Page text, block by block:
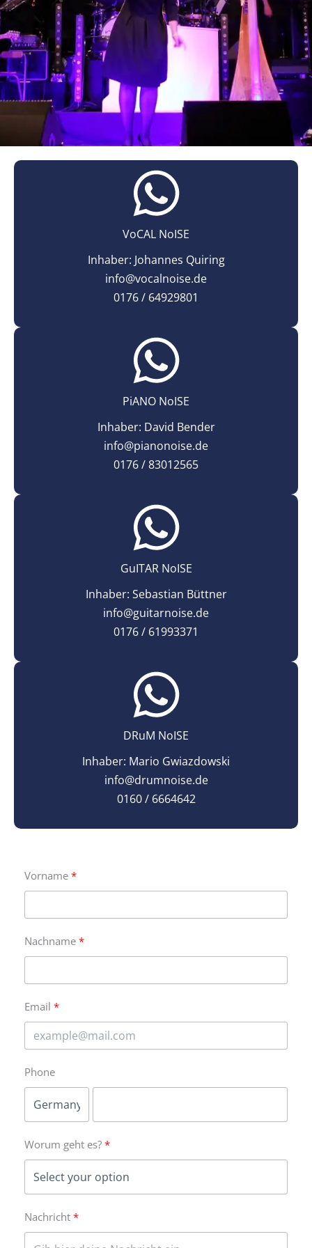
VoCAL NoISE
Inhaber: Johannes Quiring
info@vocalnoise.de
0176 / 64929801
PiANO NoISE
Inhaber: David Bender
info@pianonoise.de
0176 / 83012565
GuITAR NoISE
Inhaber: Sebastian Büttner
info@guitarnoise.de
0176 / 61993371
DRuM NoISE
Inhaber: Mario Gwiazdowski
info@drumnoise.de
0160 / 6664642
Vorname
Nachname
Email
Phone
Worum geht es?
Nachricht